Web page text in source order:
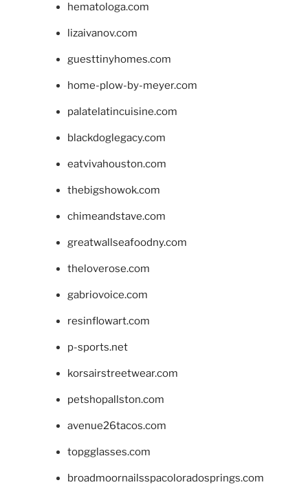
hematologa.com
lizaivanov.com
guesttinyhomes.com
home-plow-by-meyer.com
palatelatincuisine.com
blackdoglegacy.com
eatvivahouston.com
thebigshowok.com
chimeandstave.com
greatwallseafoodny.com
theloverose.com
gabriovoice.com
resinflowart.com
p-sports.net
korsairstreetwear.com
petshopallston.com
avenue26tacos.com
topgglasses.com
broadmoornailsspacoloradosprings.com